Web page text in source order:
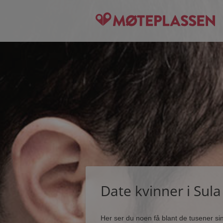
Date kvinner i Sula
Her ser du noen få blant de tusener